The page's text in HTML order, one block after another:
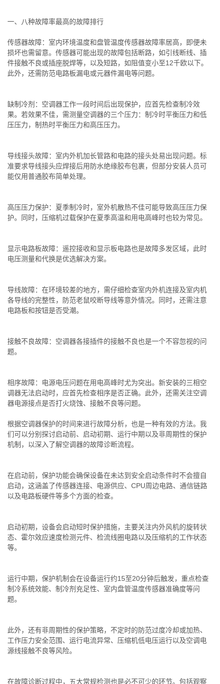
一、八种故障率最高的故障排行
传感器故障：室内环境温度和盘管温度传感器故障率居高，即便未
损坏也需留意。传感器可能出现的故障包括断路，如引线断线、插
件接触不良或插座脱焊等，以及短路，如阻值变小至12千欧以下。
此外，还需防范电路板漏电或元器件漏电等问题。
缺制冷剂：空调器工作一段时间后出现保护，应首先检查制冷效
果。若效果不佳，需测量空调器的三个压力：制冷时平衡压力和低
压压力，制热时平衡压力和高压压力。
导线接头故障：室内外机加长管路和电路的接头处易出现问题。标
准要求导线接头应焊接后用防水绝缘胶布包裹，但部分安装人员可
能仅用普通胶布简单处理。
高压压力保护：夏季制冷时，室外机散热不佳可能导致高压压力保
护。同时，压缩机过载保护在夏季高温和用电高峰时也较为常见。
显示电路板故障：遥控接收和显示板电路也是故障多发区域，此时
电压测量和代换是优选解决方案。
导线故障：在环境较差的地方，需仔细检查室内外机连接及室内机
各导线的完整性，防范老鼠咬断导线等意外情况。同时，还需注意
电路板和按钮是否受潮。
接触不良故障：空调器各接插件的接触不良也是一个不容忽视的问
题。
相序故障：电源电压问题在用电高峰时尤为突出。新安装的三相空
调器无法启动时，应首先检查相序是否正确。此外，还需关注空调
器电源接点是否打火烧蚀、接触不良等问题。
根据空调器保护的时间来进行故障分析，也是一种有效的方法。我
们可以分别探讨启动前、启动初期、运行中期以及非周期性的保护
机制，以深入了解空调器的故障诊断流程。
在启动前，保护功能会确保设备在未达到安全启动条件时不会擅自
启动，这涵盖了传感器连接、电源供应、CPU周边电路、通信链路
以及电路板硬件等多个方面的检查。
启动初期，设备会启动短时保护措施，主要关注内外风机的旋转状
态、霍尔效应速度检测元件、检流线圈电路以及压缩机的工作状态
等。
运行中期，保护机制会在设备运行约15至20分钟后触发，重点检查
制冷系统效能、制冷剂充足性、室内盘管温度传感器准确度等问
题。
此外，还有非周期性的保护策略，不定时的防范过度冷却或加热、
工作压力安全范围、运行电流异常、压缩机低电压运行以及空调电
源线接触不良等风险。
在故障诊断过程中，五大常规检测也是必不可少的环节。包括观察